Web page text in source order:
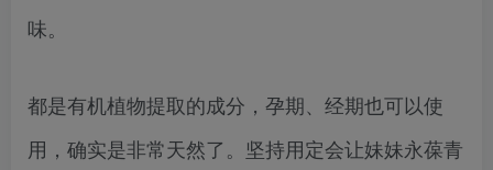
味。
都是有机植物提取的成分，孕期、经期也可以使
用，确实是非常天然了。坚持用定会让妹妹永葆青